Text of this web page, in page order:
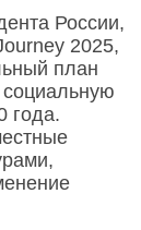
России,
2025,
план
года.